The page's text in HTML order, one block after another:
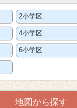
2小学区
4小学区
6小学区
地図から探す